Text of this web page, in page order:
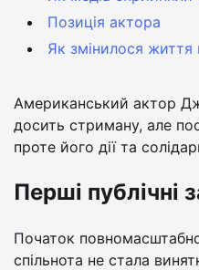
Позиція актора
Як змінилося життя
Американський актор
досить стриману, але
проте його дії та
Перші публічні
Початок
спільнота не стала